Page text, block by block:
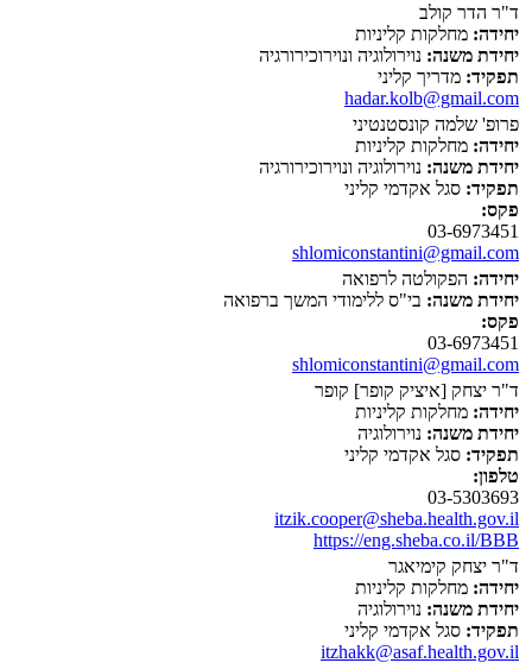
ד"ר הדר קולב
יחידה: מחלקות קליניות
יחידת משנה: נוירולוגיה ונוירוכירורגיה
תפקיד: מדריך קליני
hadar.kolb@gmail.com
פרופ' שלמה קונסטנטיני
יחידה: מחלקות קליניות
יחידת משנה: נוירולוגיה ונוירוכירורגיה
תפקיד: סגל אקדמי קליני
פקס:
03-6973451
shlomiconstantini@gmail.com
יחידה: הפקולטה לרפואה
יחידת משנה: בי"ס ללימודי המשך ברפואה
פקס:
03-6973451
shlomiconstantini@gmail.com
ד"ר יצחק [איציק קופר] קופר
יחידה: מחלקות קליניות
יחידת משנה: נוירולוגיה
תפקיד: סגל אקדמי קליני
טלפון:
03-5303693
itzik.cooper@sheba.health.gov.il
https://eng.sheba.co.il/BBB
ד"ר יצחק קימיאגר
יחידה: מחלקות קליניות
יחידת משנה: נוירולוגיה
תפקיד: סגל אקדמי קליני
itzhakk@asaf.health.gov.il